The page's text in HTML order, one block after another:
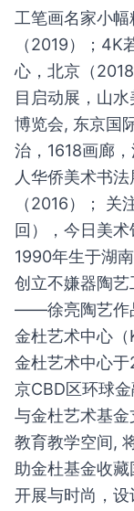
工笔画名家小
（2019）；4K
心，北京（
目启动展，山
博览会, 东京国
治，1618画廊
人华侨美术书
（2016）；
回），今日美术
1990年生于湖
创立不嫌器陶
——徐亮陶艺作
金杜艺术中心
金杜艺术中心
京CBD区环球
与金杜艺术基
教育教学空间,
助金杜基金收
开展与时尚，